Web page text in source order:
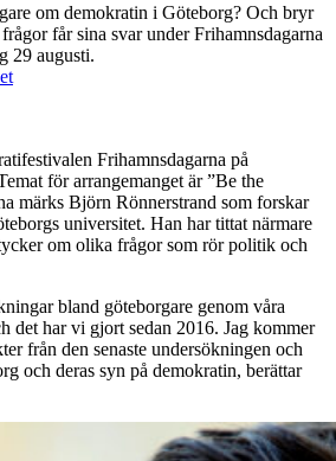
om demokratin i Göteborg? Och bryr
får sina svar under Frihamnsdagarna
29 augusti.
Frihamnsdagarna på
för arrangemanget är ”Be the
märks Björn Rönnerstrand som forskar
universitet. Han har tittat närmare
om olika frågor som rör politik och
bland göteborgare genom våra
det har vi gjort sedan 2016. Jag kommer
från den senaste undersökningen och
och deras syn på demokratin, berättar